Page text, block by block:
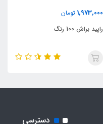
1,973,000 تومان
راپید براش 100 رنگ
دسترسی